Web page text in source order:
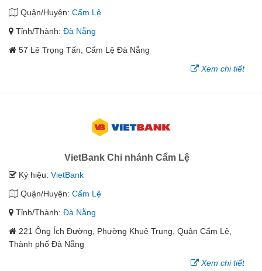
Quận/Huyện: Cẩm Lệ
Tỉnh/Thành: Đà Nẵng
57 Lê Trọng Tấn, Cẩm Lệ Đà Nẵng
Xem chi tiết
VietBank Chi nhánh Cẩm Lệ
Ký hiệu: VietBank
Quận/Huyện: Cẩm Lệ
Tỉnh/Thành: Đà Nẵng
221 Ông Ích Đường, Phường Khuê Trung, Quận Cẩm Lệ,
Thành phố Đà Nẵng
Xem chi tiết